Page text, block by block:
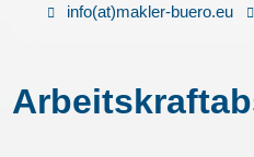
info(at)makler-buero.eu